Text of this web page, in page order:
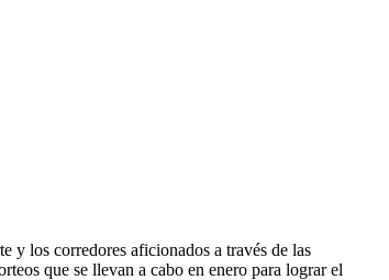
y los corredores aficionados a través de las
que se llevan a cabo en enero para lograr el